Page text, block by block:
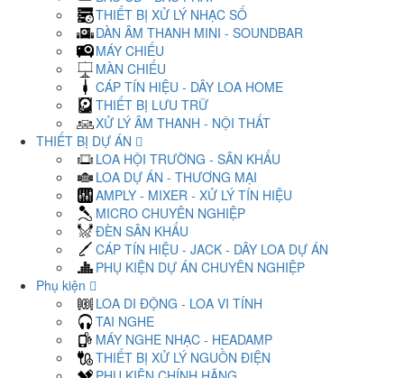
THIẾT BỊ XỬ LÝ NHẠC SỐ
DÀN ÂM THANH MINI - SOUNDBAR
MÁY CHIẾU
MÀN CHIẾU
CÁP TÍN HIỆU - DÂY LOA HOME
THIẾT BỊ LƯU TRỮ
XỬ LÝ ÂM THANH - NỘI THẤT
THIẾT BỊ DỰ ÁN
LOA HỘI TRƯỜNG - SÂN KHẤU
LOA DỰ ÁN - THƯƠNG MẠI
AMPLY - MIXER - XỬ LÝ TÍN HIỆU
MICRO CHUYÊN NGHIỆP
ĐÈN SÂN KHẤU
CÁP TÍN HIỆU - JACK - DÂY LOA DỰ ÁN
PHỤ KIỆN DỰ ÁN CHUYÊN NGHIỆP
Phụ kiện
LOA DI ĐỘNG - LOA VI TÍNH
TAI NGHE
MÁY NGHE NHẠC - HEADAMP
THIẾT BỊ XỬ LÝ NGUỒN ĐIỆN